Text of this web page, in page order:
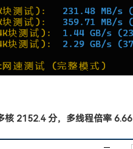
核 2152.4 分，多线程倍率 6.66